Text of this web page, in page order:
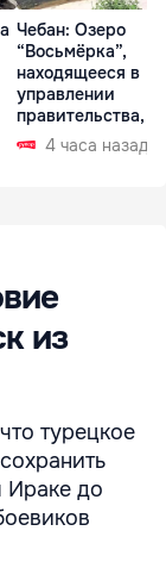
Чебан: Озеро
“Восьмёрка”,
находящееся в
управлении
правительства, в
запустении
4 часа назад
из
турецкое
Ираке до